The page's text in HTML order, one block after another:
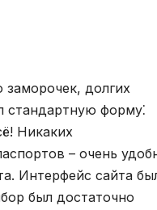
заморочек, долгих
стандартную форму⁚
Никаких
– очень
Интерфейс сайта
был достаточно